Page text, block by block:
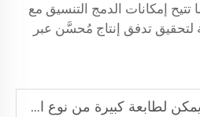
إمكانات الدمج التنسيق مع
لتحقيق تدفق إنتاج مُحسَّن عبر
نوع الألواح المسطحة بالأشعة فوق البنفسجية الطباعة عليها؟